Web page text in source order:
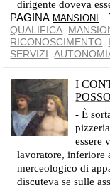
dirigente doveva
PAGINA MANSIONI
QUALIFICA
RICONOSCIMENTO
SERVIZI
I
- È
essere
lavoratore, inferiore
merceologico di
discuteva se sulle